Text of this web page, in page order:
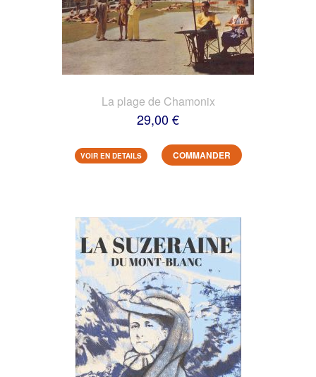
La plage de Chamonix
29,00 €
VOIR EN DETAILS COMMANDER